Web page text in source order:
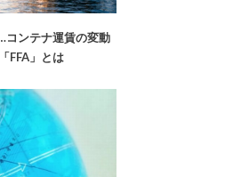
コンテナ運賃の変動
FFA」とは